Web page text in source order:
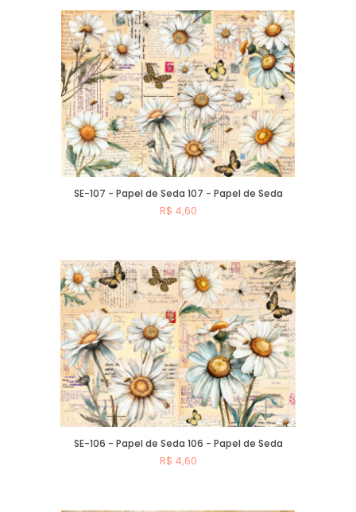
SE-107 - Papel de Seda 107 - Papel de Seda
R$ 4,60
SE-106 - Papel de Seda 106 - Papel de Seda
R$ 4,60